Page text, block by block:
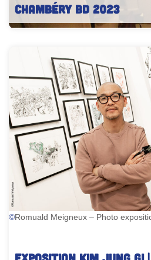
Chambéry BD 2023
©Romuald Meigneux – Photo